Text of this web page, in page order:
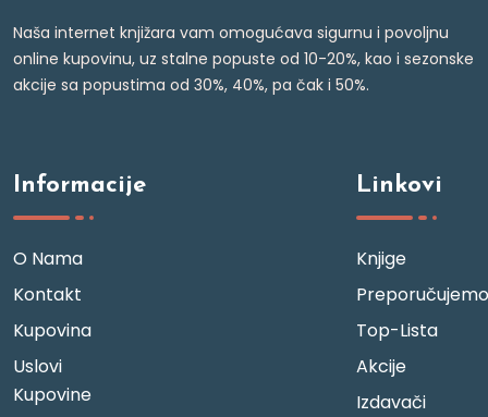
Naša internet knjižara vam omogućava sigurnu i povoljnu
online kupovinu, uz stalne popuste od 10-20%, kao i sezonske
akcije sa popustima od 30%, 40%, pa čak i 50%.
Informacije
O Nama
Kontakt
Kupovina
Uslovi
Kupovine
Linkovi
Knjige
Preporučujemo
Top-Lista
Akcije
Izdavači